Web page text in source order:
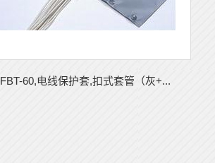
FBT-60,电线保护套,扣式套管（灰+...